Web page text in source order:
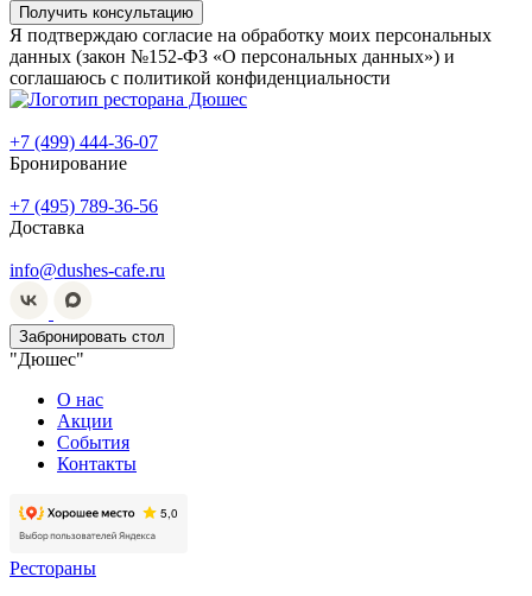
Получить консультацию
Я подтверждаю согласие на обработку моих персональных
данных (закон №152-ФЗ «О персональных данных») и
соглашаюсь с политикой конфиденциальности
+7 (499) 444-36-07
Бронирование
+7 (495) 789-36-56
Доставка
info@dushes-cafe.ru
Забронировать стол
"Дюшес"
О нас
Акции
События
Контакты
Рестораны